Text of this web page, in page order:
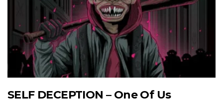
SELF DECEPTION – One Of Us